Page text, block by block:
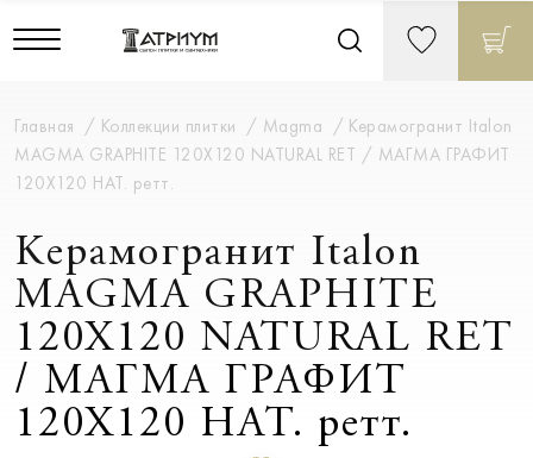
Главная Коллекции плитки Magma
Керамогранит Italon
MAGMA GRAPHITE 120X120 NATURAL RET / МАГМА ГРАФИТ
120X120 НАТ. ретт.
Керамогранит Italon
MAGMA GRAPHITE
120X120 NATURAL RET
/ МАГМА ГРАФИТ
120X120 НАТ. ретт.